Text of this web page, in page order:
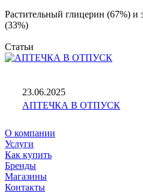
Растительный глицерин (67%) и
(33%)
Статьи
23.06.2025
АПТЕЧКА В ОТПУСК
О компании
Услуги
Как купить
Бренды
Магазины
Контакты